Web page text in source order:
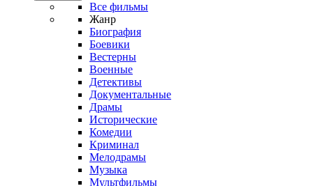
Все фильмы
Жанр
Биография
Боевики
Вестерны
Военные
Детективы
Документальные
Драмы
Исторические
Комедии
Криминал
Мелодрамы
Музыка
Мультфильмы